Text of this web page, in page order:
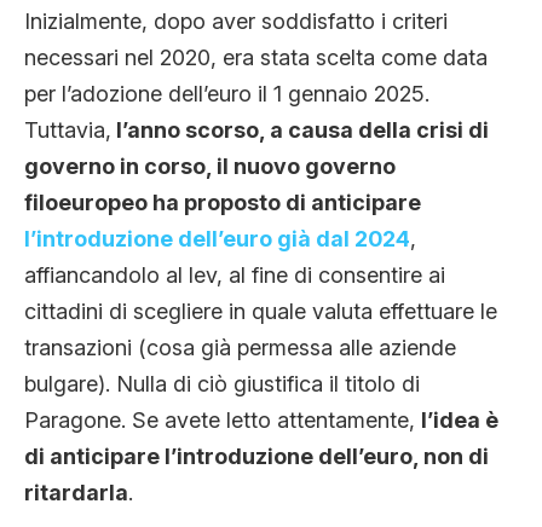
Inizialmente, dopo aver soddisfatto i criteri
necessari nel 2020, era stata scelta come data
per l’adozione dell’euro il 1 gennaio 2025.
Tuttavia, l’anno scorso, a causa della crisi di
governo in corso, il nuovo governo
filoeuropeo ha proposto di anticipare
l’introduzione dell’euro già dal 2024,
affiancandolo al lev, al fine di consentire ai
cittadini di scegliere in quale valuta effettuare le
transazioni (cosa già permessa alle aziende
bulgare). Nulla di ciò giustifica il titolo di
Paragone. Se avete letto attentamente, l’idea è
di anticipare l’introduzione dell’euro, non di
ritardarla.